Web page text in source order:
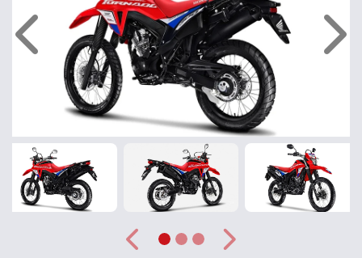
Anterior
Anterior Próximo